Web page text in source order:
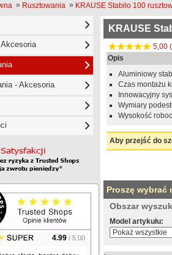
» Rusztowania » KRAUSE Stabilo 100
- Akcesoria
4.99 / 5.00
KRAUSE
5,00
Opis
Aluminiowy
Czas montażu
Innowacyjny
Wymiary
Wysokość
Aby przejść do
Proszę wybrać
Obszar
Model artykułu: